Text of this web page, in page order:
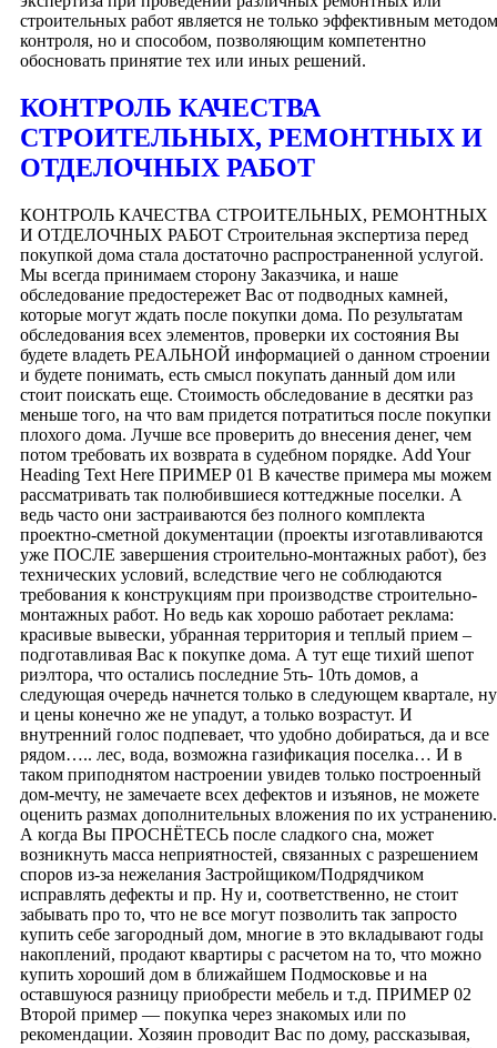
строительных работ является не только эффективным методом
контроля, но и способом, позволяющим компетентно
обосновать принятие тех или иных решений.
КОНТРОЛЬ КАЧЕСТВА
СТРОИТЕЛЬНЫХ, РЕМОНТНЫХ И
ОТДЕЛОЧНЫХ РАБОТ
КОНТРОЛЬ КАЧЕСТВА СТРОИТЕЛЬНЫХ, РЕМОНТНЫХ
И ОТДЕЛОЧНЫХ РАБОТ Строительная экспертиза перед
покупкой дома стала достаточно распространенной услугой.
Мы всегда принимаем сторону Заказчика, и наше
обследование предостережет Вас от подводных камней,
которые могут ждать после покупки дома. По результатам
обследования всех элементов, проверки их состояния Вы
будете владеть РЕАЛЬНОЙ информацией о данном строении
и будете понимать, есть смысл покупать данный дом или
стоит поискать еще. Стоимость обследование в десятки раз
меньше того, на что вам придется потратиться после покупки
плохого дома. Лучше все проверить до внесения денег, чем
потом требовать их возврата в судебном порядке. Add Your
Heading Text Here ПРИМЕР 01 В качестве примера мы можем
рассматривать так полюбившиеся коттеджные поселки. А
ведь часто они застраиваются без полного комплекта
проектно-сметной документации (проекты изготавливаются
уже ПОСЛЕ завершения строительно-монтажных работ), без
технических условий, вследствие чего не соблюдаются
требования к конструкциям при производстве строительно-
монтажных работ. Но ведь как хорошо работает реклама:
красивые вывески, убранная территория и теплый прием –
подготавливая Вас к покупке дома. А тут еще тихий шепот
риэлтора, что остались последние 5ть- 10ть домов, а
следующая очередь начнется только в следующем квартале, ну
и цены конечно же не упадут, а только возрастут. И
внутренний голос подпевает, что удобно добираться, да и все
рядом….. лес, вода, возможна газификация поселка… И в
таком приподнятом настроении увидев только построенный
дом-мечту, не замечаете всех дефектов и изъянов, не можете
оценить размах дополнительных вложения по их устранению.
А когда Вы ПРОСНЁТЕСЬ после сладкого сна, может
возникнуть масса неприятностей, связанных с разрешением
споров из-за нежелания Застройщиком/Подрядчиком
исправлять дефекты и пр. Ну и, соответственно, не стоит
забывать про то, что не все могут позволить так запросто
купить себе загородный дом, многие в это вкладывают годы
накоплений, продают квартиры с расчетом на то, что можно
купить хороший дом в ближайшем Подмосковье и на
оставшуюся разницу приобрести мебель и т.д. ПРИМЕР 02
Второй пример — покупка через знакомых или по
рекомендации. Хозяин проводит Вас по дому, рассказывая,